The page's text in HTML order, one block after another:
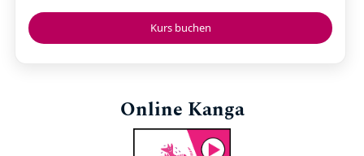
Kurs buchen
Online Kanga